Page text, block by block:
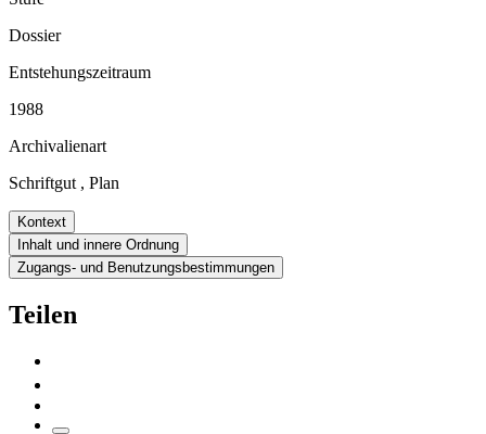
Dossier
Entstehungszeitraum
1988
Archivalienart
Schriftgut , Plan
Kontext
Inhalt und innere Ordnung
Zugangs- und Benutzungsbestimmungen
Teilen